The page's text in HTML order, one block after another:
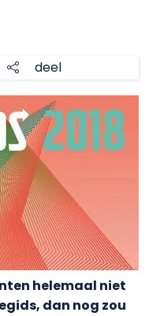
deel
helemaal niet
dan nog zou